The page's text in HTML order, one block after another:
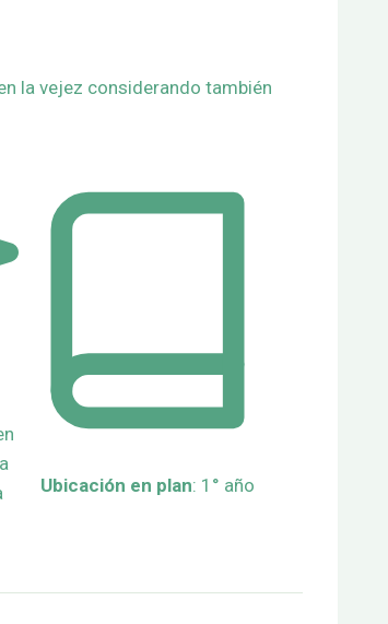
la vejez considerando también
Ubicación en plan: 1° año